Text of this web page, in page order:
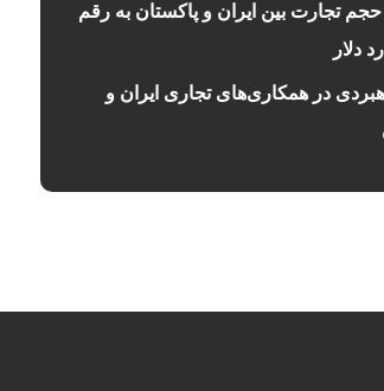
حجم تجارت بین ایران و پاکستان به رقم
در همکاری‌های تجاری ایران و